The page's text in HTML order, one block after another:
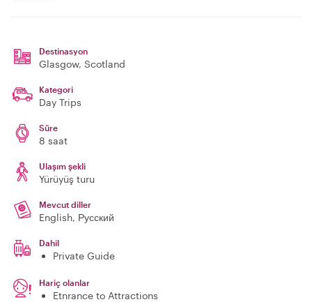
Destinasyon
Glasgow, Scotland
Kategori
Day Trips
Süre
8 saat
Ulaşım şekli
Yürüyüş turu
Mevcut diller
English, Русский
Dahil
Private Guide
Hariç olanlar
Etnrance to Attractions